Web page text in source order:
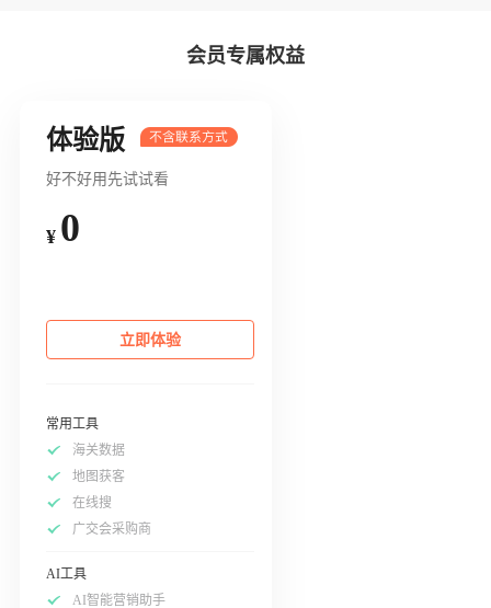
会员专属权益
体验版
好不好用先试试看
¥ 0
立即体验
常用工具
海关数据
地图获客
在线搜
广交会采购商
AI工具
AI智能营销助手